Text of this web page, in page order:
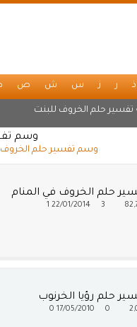
ذ ر ز س ش ص
تفسير حلم الخروف للبنت
وسم
وسم تفسير حلم الخروف
حلم الخروف في المنام
22/01/2014
1
حلم رؤيا الخرنوب
17/05/2010
0